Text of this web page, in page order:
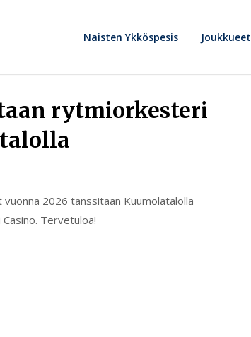
Naisten Ykköspesis Joukkueet
rytmiorkesteri
2026 tanssitaan Kuumolatalolla
Tervetuloa!